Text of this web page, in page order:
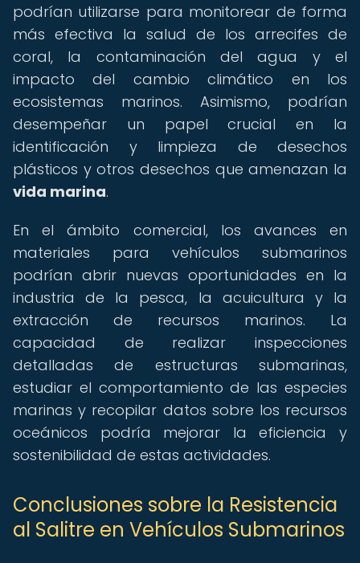
podrían utilizarse para monitorear de forma
más efectiva la salud de los arrecifes de
coral, la contaminación del agua y el
impacto del cambio climático en los
ecosistemas marinos. Asimismo, podrían
desempeñar un papel crucial en la
identificación y limpieza de desechos
plásticos y otros desechos que amenazan la
vida marina.
En el ámbito comercial, los avances en
materiales para vehículos submarinos
podrían abrir nuevas oportunidades en la
industria de la pesca, la acuicultura y la
extracción de recursos marinos. La
capacidad de realizar inspecciones
detalladas de estructuras submarinas,
estudiar el comportamiento de las especies
marinas y recopilar datos sobre los recursos
oceánicos podría mejorar la eficiencia y
sostenibilidad de estas actividades.
Conclusiones sobre la Resistencia
al Salitre en Vehículos Submarinos